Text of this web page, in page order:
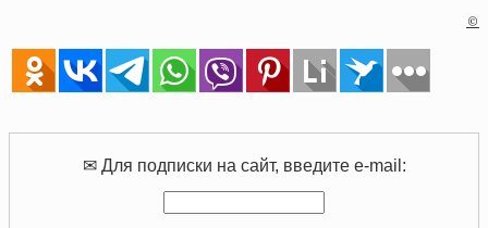
©
✉ Для подписки на сайт, введите e-mail: